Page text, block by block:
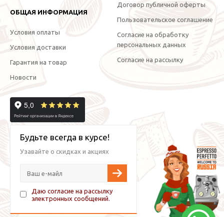
ОБЩАЯ ИНФОРМАЦИЯ
Условия оплаты
Условия доставки
Гарантия на товар
Новости
Договор публичной оферты
Пользовательское соглашение
Согласие на обработку
персональных данных
Согласие на рассылку
Будьте всегда в курсе!
Узавайте о скидках и акциях
Даю согласие на рассылку
электронных сообщений.